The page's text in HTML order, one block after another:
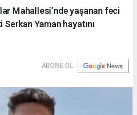
Mahallesi’nde yaşanan feci
Serkan Yaman hayatını
ABONE OL